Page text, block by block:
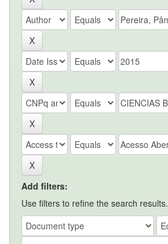
Add filters:
Use filters to refine the search results.